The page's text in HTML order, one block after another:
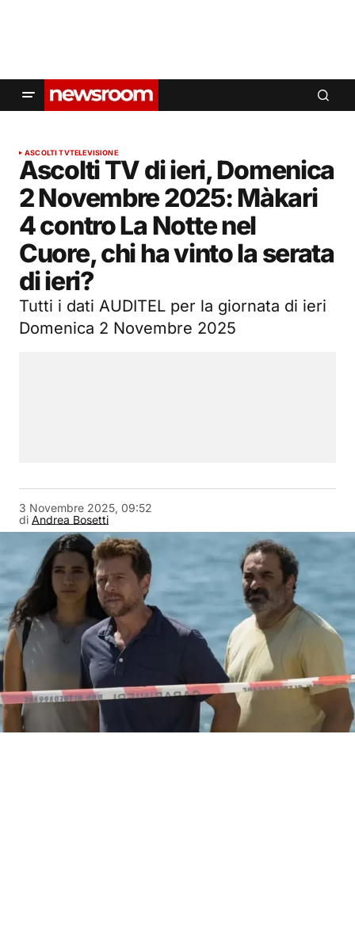
ASCOLTI TVTELEVISIONE
Ascolti TV di ieri, Domenica
2 Novembre 2025: Màkari
4 contro La Notte nel
Cuore, chi ha vinto la serata
di ieri?
Tutti i dati AUDITEL per la giornata di ieri
Domenica 2 Novembre 2025
di Andrea Bosetti
3 Novembre 2025, 09:52